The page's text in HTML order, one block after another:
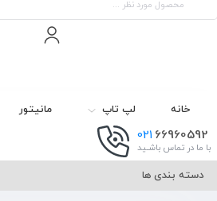
خانه لپ تاپ مانیتور
66960592
021
با ما در تماس باشـید
دسته بندی ها